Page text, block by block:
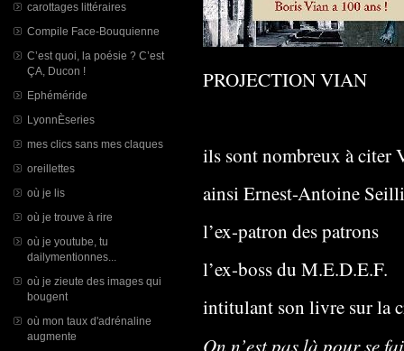
carottages littéraires
Compile Face-Bouquienne
C’est quoi, la poésie ? C’est
ÇA, Ducon !
Ephéméride
LyonnÈseries
mes clics sans mes claques
oreillettes
où je lis
où je trouve à rire
où je youtube, tu
dailymentionnes...
où je zieute des images qui
bougent
où mon taux d'adrénaline
augmente
PROJECTION VIAN
ils sont nombreux à citer
ainsi Ernest-Antoine
l’ex-patron des patrons
l’ex-boss du M.E.D.E.F.
intitulant son livre sur la
On n’est pas là pour se